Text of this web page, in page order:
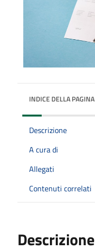
INDICE DELLA PAGINA
Descrizione
A cura di
Allegati
Contenuti correlati
Descrizione